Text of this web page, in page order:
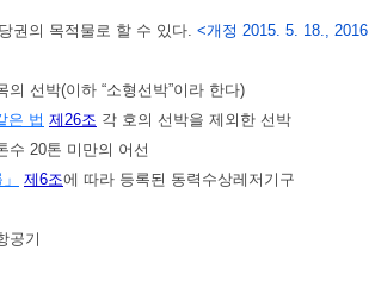
권의 목적물로 할 수 있다. <개정 2015. 5. 18.,
선박(이하 “소형선박”이라 한다)
은 법 제26조 각 호의 선박을 제외한 선박
수 20톤 미만의 어선
제6조에 따라 등록된 동력수상레저기구
공기